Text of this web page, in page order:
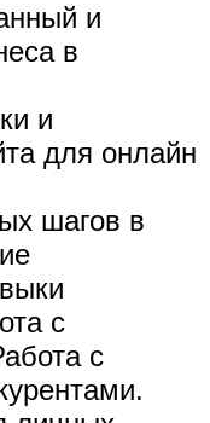
и
в
и
для онлайн
шагов в
с
с